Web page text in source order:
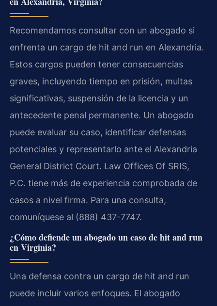
Recomendamos consultar con un abogado si
enfrenta un cargo de hit and run en Alexandria.
Estos cargos pueden tener consecuencias
graves, incluyendo tiempo en prisión, multas
significativas, suspensión de la licencia y un
antecedente penal permanente. Un abogado
puede evaluar su caso, identificar defensas
potenciales y representarlo ante el Alexandria
General District Court. Law Offices Of SRIS,
P.C. tiene más de experiencia comprobada de
casos a nivel firma. Para una consulta,
comuníquese al (888) 437-7747.
¿Cómo defiende un abogado un caso de hit and run
en Virginia?
Una defensa contra un cargo de hit and run
puede incluir varios enfoques. El abogado